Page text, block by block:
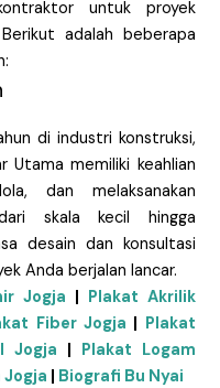
untuk proyek
adalah beberapa
di industri konstruksi,
Utama memiliki keahlian
dan melaksanakan
skala kecil hingga
desain dan konsultasi
Anda berjalan lancar.
Jogja | Plakat Akrilik
Fiber Jogja | Plakat
Jogja | Plakat Logam
| Biografi Bu Nyai